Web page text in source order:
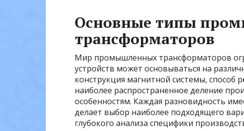
Основные типы
трансформаторов
Мир промышленных трансформаторов
устройств может основываться на
конструкция магнитной системы, способ
наиболее распространенное деление
особенностям. Каждая разновидность
делает выбор наиболее подходящего
глубокого анализа специфики